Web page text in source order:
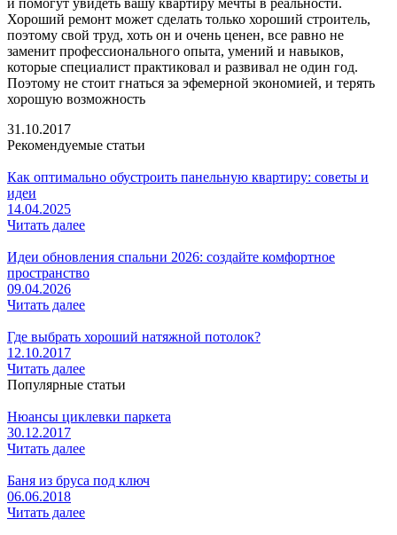
Хороший ремонт может сделать только хороший строитель,
поэтому свой труд, хоть он и очень ценен, все равно не
заменит профессионального опыта, умений и навыков,
которые специалист практиковал и развивал не один год.
Поэтому не стоит гнаться за эфемерной экономией, и терять
хорошую возможность
31.10.2017
Рекомендуемые статьи
Как оптимально обустроить панельную квартиру: советы и
идеи
14.04.2025
Читать далее
Идеи обновления спальни 2026: создайте комфортное
пространство
09.04.2026
Читать далее
Где выбрать хороший натяжной потолок?
12.10.2017
Читать далее
Популярные статьи
Нюансы циклевки паркета
30.12.2017
Читать далее
Баня из бруса под ключ
06.06.2018
Читать далее